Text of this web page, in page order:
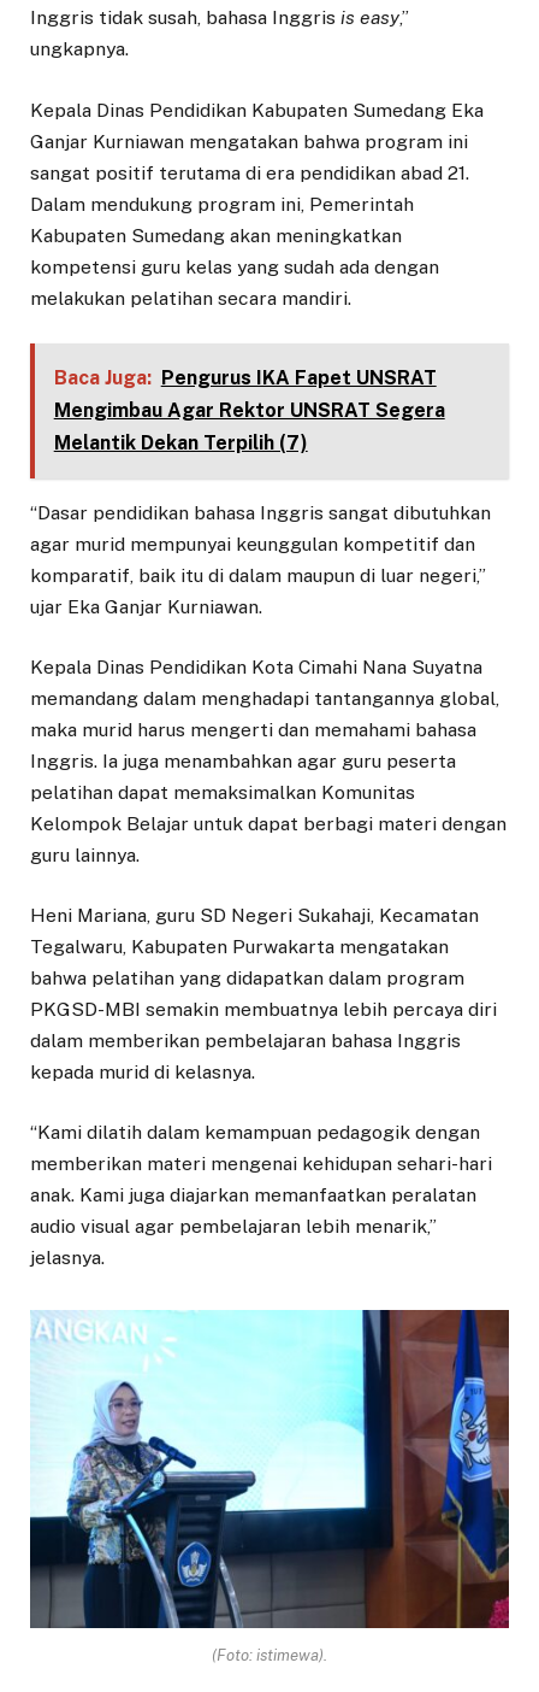
Inggris tidak susah, bahasa Inggris is easy,”
ungkapnya.
Kepala Dinas Pendidikan Kabupaten Sumedang Eka
Ganjar Kurniawan mengatakan bahwa program ini
sangat positif terutama di era pendidikan abad 21.
Dalam mendukung program ini, Pemerintah
Kabupaten Sumedang akan meningkatkan
kompetensi guru kelas yang sudah ada dengan
melakukan pelatihan secara mandiri.
Baca Juga: Pengurus IKA Fapet UNSRAT
Mengimbau Agar Rektor UNSRAT Segera
Melantik Dekan Terpilih (7)
“Dasar pendidikan bahasa Inggris sangat dibutuhkan
agar murid mempunyai keunggulan kompetitif dan
komparatif, baik itu di dalam maupun di luar negeri,”
ujar Eka Ganjar Kurniawan.
Kepala Dinas Pendidikan Kota Cimahi Nana Suyatna
memandang dalam menghadapi tantangannya global,
maka murid harus mengerti dan memahami bahasa
Inggris. Ia juga menambahkan agar guru peserta
pelatihan dapat memaksimalkan Komunitas
Kelompok Belajar untuk dapat berbagi materi dengan
guru lainnya.
Heni Mariana, guru SD Negeri Sukahaji, Kecamatan
Tegalwaru, Kabupaten Purwakarta mengatakan
bahwa pelatihan yang didapatkan dalam program
PKGSD-MBI semakin membuatnya lebih percaya diri
dalam memberikan pembelajaran bahasa Inggris
kepada murid di kelasnya.
“Kami dilatih dalam kemampuan pedagogik dengan
memberikan materi mengenai kehidupan sehari-hari
anak. Kami juga diajarkan memanfaatkan peralatan
audio visual agar pembelajaran lebih menarik,”
jelasnya.
(Foto: istimewa).